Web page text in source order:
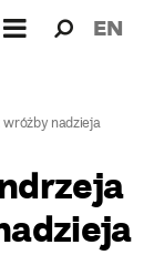
dla: EN
nadzieja